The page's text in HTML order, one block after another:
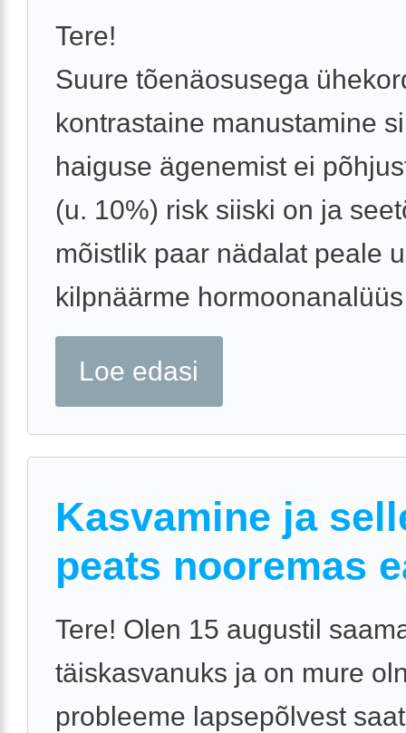
Tere!
Suure tõenäosusega
kontrastaine manustamine
haiguse ägenemist ei
(u. 10%) risk siiski on ja
mõistlik paar nädalat peale
kilpnäärme
Loe edasi
Kasvamine ja
peats nooremas
Tere! Olen 15 augustil
täiskasvanuks ja on mure
probleeme lapsepõlvest